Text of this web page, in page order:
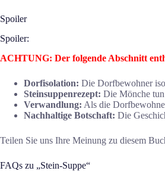
Spoiler
Spoiler:
ACHTUNG: Der folgende Abschnitt
Dorfisolation: Die Dorfbewohner
Steinsuppenrezept: Die Mönche
Verwandlung: Als die
Nachhaltige Botschaft: Die
Teilen Sie uns Ihre Meinung zu diesem
FAQs zu „Stein-Suppe“